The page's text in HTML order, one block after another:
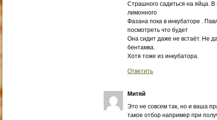
Страшного садиться на яйца. В
лимонного
Фазана пока в инкубаторе .
посмотреть что будет
Она сидит даже не встаёт. Не
бентамка.
Хотя тоже из инкубатора.
Ответить
Митяй
Это не совсем так, но и ваша
такое отбор например при